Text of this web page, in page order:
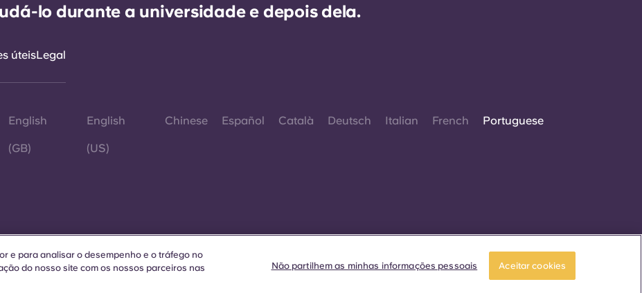
lo durante a universidade e depois dela.
úteisLegal
English
(GB)
English
(US)
Chinese Español Català Deutsch Italian French Portuguese
Sempre que palavras que denotam um género
específico forem exibidas neste site, elas se
aplicam a todos, independentemente do
e para analisar o desempenho e o tráfego no
do nosso site com os nossos parceiros nas
Não partilhem as minhas informações pessoais Aceitar cookies